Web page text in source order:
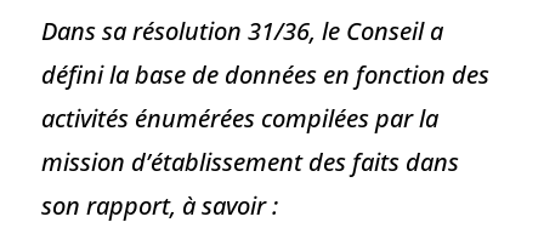
Dans sa résolution 31/36, le Conseil a
défini la base de données en fonction des
activités énumérées compilées par la
mission d’établissement des faits dans
son rapport, à savoir :